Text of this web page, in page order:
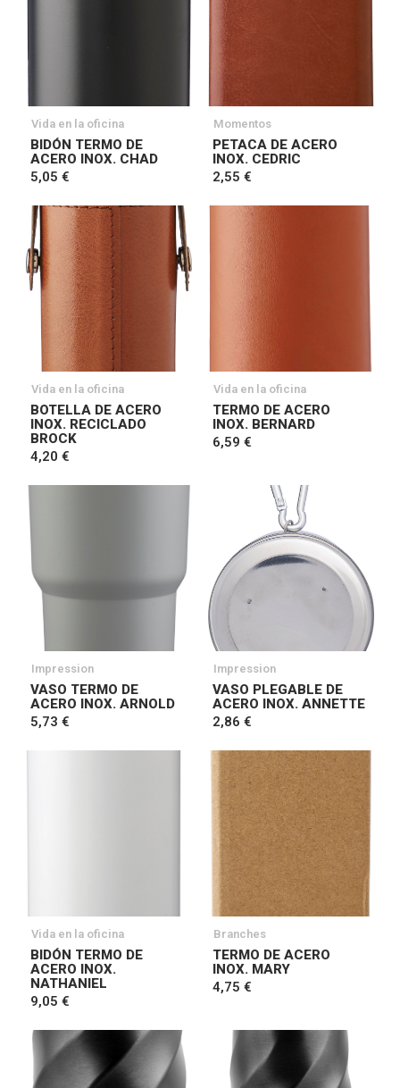
Vida en la oficina
BIDÓN TERMO DE
ACERO INOX. CHAD
5,05 €
Momentos
PETACA DE ACERO
INOX. CEDRIC
2,55 €
Vida en la oficina
BOTELLA DE ACERO
INOX. RECICLADO
BROCK
4,20 €
Vida en la oficina
TERMO DE ACERO
INOX. BERNARD
6,59 €
Impression
VASO TERMO DE
ACERO INOX. ARNOLD
5,73 €
Impression
VASO PLEGABLE DE
ACERO INOX. ANNETTE
2,86 €
Vida en la oficina
BIDÓN TERMO DE
ACERO INOX.
NATHANIEL
9,05 €
Branches
TERMO DE ACERO
INOX. MARY
4,75 €